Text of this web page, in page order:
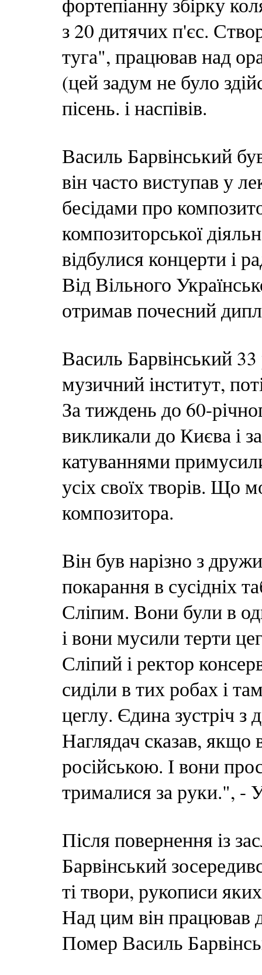
з 20 дитячих п'єс.
туга", працював над
(цей задум не було
пісень. і наспівів.
Василь Барвінський
він часто виступав у
бесідами про
композиторської
відбулися концерти і
Від Вільного
отримав почесний
Василь Барвінський
музичний інститут,
За тиждень до 60-
викликали до Києва і
катуваннями
усіх своїх творів. Що
композитора.
Він був нарізно з
покарання в сусідніх
Сліпим. Вони були в
і вони мусили терти
Сліпий і ректор
сиділи в тих робах і
цеглу. Єдина зустріч з
Наглядач сказав, якщо
російською. І вони
трималися за руки.", -
Після повернення із
Барвінський
ті твори, рукописи
Над цим він працював
Помер Василь